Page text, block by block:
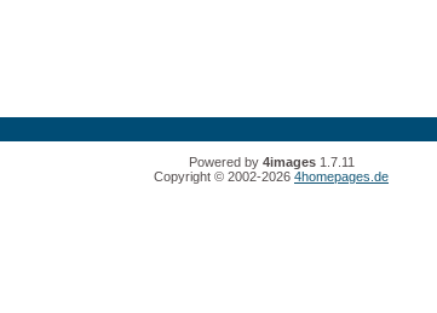
Powered by 4images1.7.11
Copyright © 2002-2026 4homepages.de